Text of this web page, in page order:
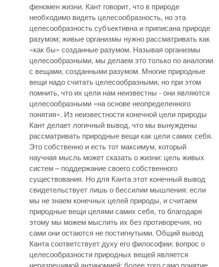
феномен жизни. Кант говорит, что в природе
необходимо видеть целесообразность, но эта
целесообразность субъективна и приписана природе
разумом; живые организмы нужно рассматривать как
«как бы» созданные разумом. Называя организмы
целесообразными, мы делаем это только по аналогии
с вещами, созданными разумом. Многие природные
вещи надо считать целесообразными, но при этом
помнить, что их цели нам неизвестны - они являются
целесообразными «на основе неопределенного
понятия». Из неизвестности конечной цели природы
Кант делает логичный вывод, что мы вынуждены
рассматривать природные вещи как цели самих себя.
Это собственно и есть тот максимум, который
научная мысль может сказать о жизни: цель живых
систем – поддержание своего собственного
существования. Но для Канта этот конечный вывод
свидетельствует лишь о бессилии мышления: если
мы не знаем конечных целей природы, и считаем
природные вещи целями самих себя, то благодаря
этому мы можем мыслить их без противоречия, но
сами они остаются не постигнутыми. Общий вывод
Канта соответствует духу его философии: вопрос о
целесообразности природных вещей является
неразрешимой антиномией; более того само понятие